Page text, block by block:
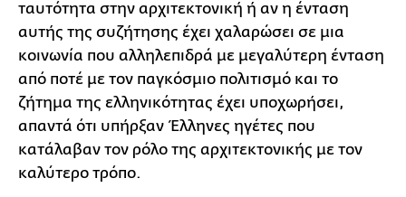
ταυτότητα στην αρχιτεκτονική ή αν η ένταση
αυτής της συζήτησης έχει χαλαρώσει σε μια
κοινωνία που αλληλεπιδρά με μεγαλύτερη ένταση
από ποτέ με τον παγκόσμιο πολιτισμό και το
ζήτημα της ελληνικότητας έχει υποχωρήσει,
απαντά ότι υπήρξαν Έλληνες ηγέτες που
κατάλαβαν τον ρόλο της αρχιτεκτονικής με τον
καλύτερο τρόπο.